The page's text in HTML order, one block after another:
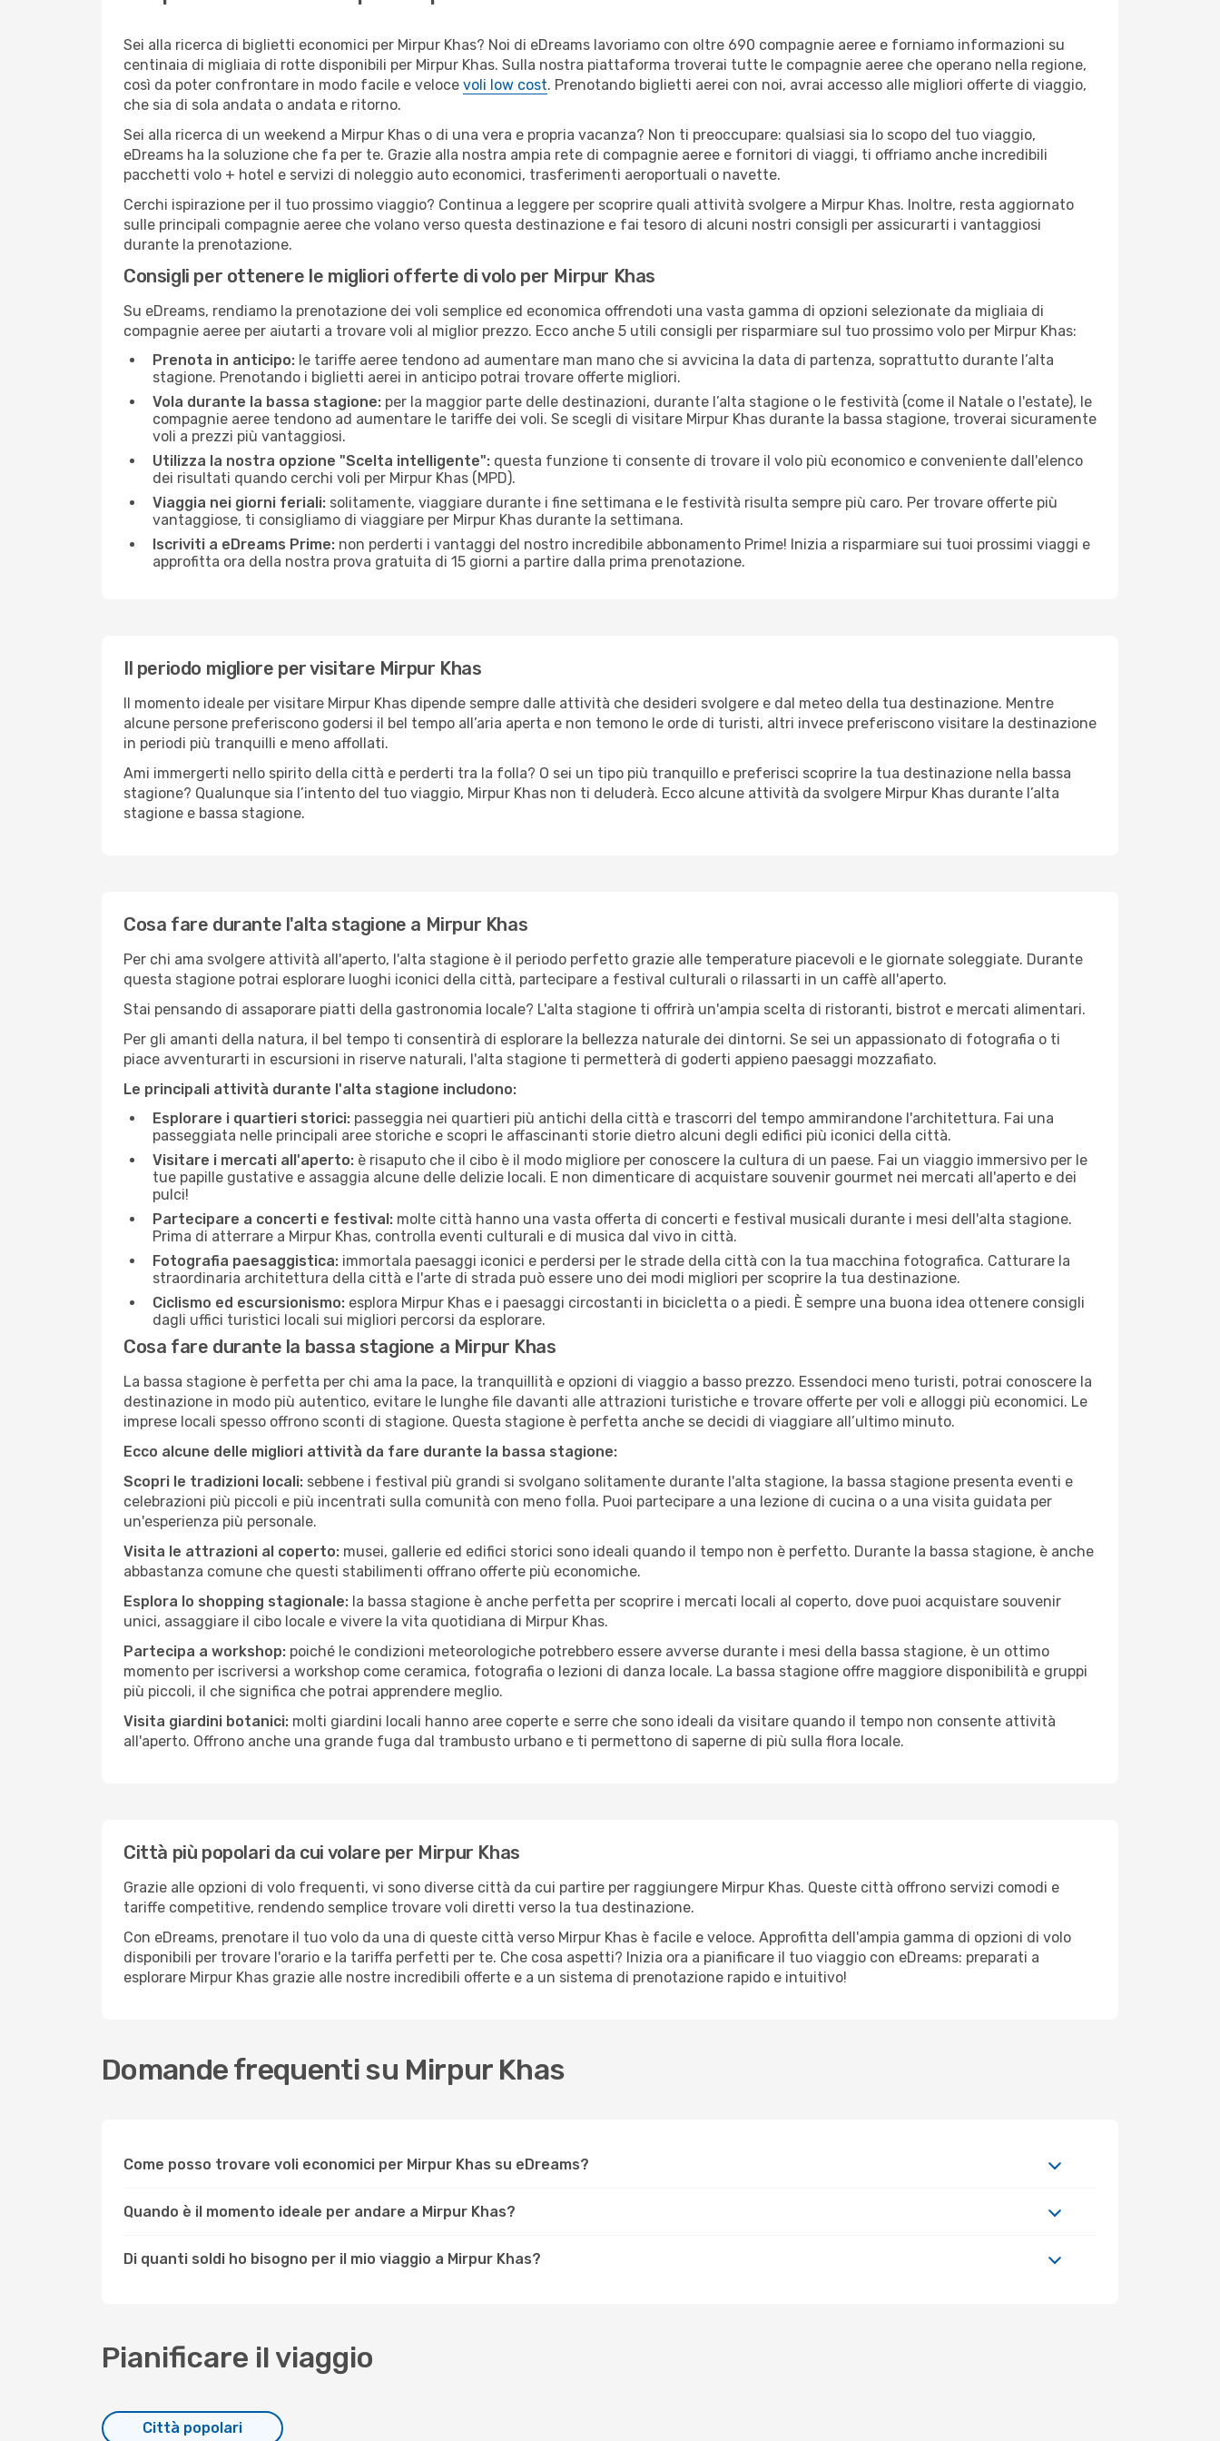
Sei alla ricerca di biglietti economici per Mirpur Khas? Noi di eDreams lavoriamo con oltre 690 compagnie aeree e forniamo informazioni su
centinaia di migliaia di rotte disponibili per Mirpur Khas. Sulla nostra piattaforma troverai tutte le compagnie aeree che operano nella regione,
così da poter confrontare in modo facile e veloce voli low cost. Prenotando biglietti aerei con noi, avrai accesso alle migliori offerte di viaggio,
che sia di sola andata o andata e ritorno.
Sei alla ricerca di un weekend a Mirpur Khas o di una vera e propria vacanza? Non ti preoccupare: qualsiasi sia lo scopo del tuo viaggio,
eDreams ha la soluzione che fa per te. Grazie alla nostra ampia rete di compagnie aeree e fornitori di viaggi, ti offriamo anche incredibili
pacchetti volo + hotel e servizi di noleggio auto economici, trasferimenti aeroportuali o navette.
Cerchi ispirazione per il tuo prossimo viaggio? Continua a leggere per scoprire quali attività svolgere a Mirpur Khas. Inoltre, resta aggiornato
sulle principali compagnie aeree che volano verso questa destinazione e fai tesoro di alcuni nostri consigli per assicurarti i vantaggiosi
durante la prenotazione.
Consigli per ottenere le migliori offerte di volo per Mirpur Khas
Su eDreams, rendiamo la prenotazione dei voli semplice ed economica offrendoti una vasta gamma di opzioni selezionate da migliaia di
compagnie aeree per aiutarti a trovare voli al miglior prezzo. Ecco anche 5 utili consigli per risparmiare sul tuo prossimo volo per Mirpur Khas:
Prenota in anticipo: le tariffe aeree tendono ad aumentare man mano che si avvicina la data di partenza, soprattutto durante l’alta
stagione. Prenotando i biglietti aerei in anticipo potrai trovare offerte migliori.
Vola durante la bassa stagione: per la maggior parte delle destinazioni, durante l’alta stagione o le festività (come il Natale o l'estate), le
compagnie aeree tendono ad aumentare le tariffe dei voli. Se scegli di visitare Mirpur Khas durante la bassa stagione, troverai sicuramente
voli a prezzi più vantaggiosi.
Utilizza la nostra opzione "Scelta intelligente": questa funzione ti consente di trovare il volo più economico e conveniente dall'elenco
dei risultati quando cerchi voli per Mirpur Khas (MPD).
Viaggia nei giorni feriali: solitamente, viaggiare durante i fine settimana e le festività risulta sempre più caro. Per trovare offerte più
vantaggiose, ti consigliamo di viaggiare per Mirpur Khas durante la settimana.
Iscriviti a eDreams Prime: non perderti i vantaggi del nostro incredibile abbonamento Prime! Inizia a risparmiare sui tuoi prossimi viaggi e
approfitta ora della nostra prova gratuita di 15 giorni a partire dalla prima prenotazione.
Il periodo migliore per visitare Mirpur Khas
Il momento ideale per visitare Mirpur Khas dipende sempre dalle attività che desideri svolgere e dal meteo della tua destinazione. Mentre
alcune persone preferiscono godersi il bel tempo all’aria aperta e non temono le orde di turisti, altri invece preferiscono visitare la destinazione
in periodi più tranquilli e meno affollati.
Ami immergerti nello spirito della città e perderti tra la folla? O sei un tipo più tranquillo e preferisci scoprire la tua destinazione nella bassa
stagione? Qualunque sia l’intento del tuo viaggio, Mirpur Khas non ti deluderà. Ecco alcune attività da svolgere Mirpur Khas durante l’alta
stagione e bassa stagione.
Cosa fare durante l'alta stagione a Mirpur Khas
Per chi ama svolgere attività all'aperto, l'alta stagione è il periodo perfetto grazie alle temperature piacevoli e le giornate soleggiate. Durante
questa stagione potrai esplorare luoghi iconici della città, partecipare a festival culturali o rilassarti in un caffè all'aperto.
Stai pensando di assaporare piatti della gastronomia locale? L'alta stagione ti offrirà un'ampia scelta di ristoranti, bistrot e mercati alimentari.
Per gli amanti della natura, il bel tempo ti consentirà di esplorare la bellezza naturale dei dintorni. Se sei un appassionato di fotografia o ti
piace avventurarti in escursioni in riserve naturali, l'alta stagione ti permetterà di goderti appieno paesaggi mozzafiato.
Le principali attività durante l'alta stagione includono:
Esplorare i quartieri storici: passeggia nei quartieri più antichi della città e trascorri del tempo ammirandone l'architettura. Fai una
passeggiata nelle principali aree storiche e scopri le affascinanti storie dietro alcuni degli edifici più iconici della città.
Visitare i mercati all'aperto: è risaputo che il cibo è il modo migliore per conoscere la cultura di un paese. Fai un viaggio immersivo per le
tue papille gustative e assaggia alcune delle delizie locali. E non dimenticare di acquistare souvenir gourmet nei mercati all'aperto e dei
pulci!
Partecipare a concerti e festival: molte città hanno una vasta offerta di concerti e festival musicali durante i mesi dell'alta stagione.
Prima di atterrare a Mirpur Khas, controlla eventi culturali e di musica dal vivo in città.
Fotografia paesaggistica: immortala paesaggi iconici e perdersi per le strade della città con la tua macchina fotografica. Catturare la
straordinaria architettura della città e l'arte di strada può essere uno dei modi migliori per scoprire la tua destinazione.
Ciclismo ed escursionismo: esplora Mirpur Khas e i paesaggi circostanti in bicicletta o a piedi. È sempre una buona idea ottenere consigli
dagli uffici turistici locali sui migliori percorsi da esplorare.
Cosa fare durante la bassa stagione a Mirpur Khas
La bassa stagione è perfetta per chi ama la pace, la tranquillità e opzioni di viaggio a basso prezzo. Essendoci meno turisti, potrai conoscere la
destinazione in modo più autentico, evitare le lunghe file davanti alle attrazioni turistiche e trovare offerte per voli e alloggi più economici. Le
imprese locali spesso offrono sconti di stagione. Questa stagione è perfetta anche se decidi di viaggiare all’ultimo minuto.
Ecco alcune delle migliori attività da fare durante la bassa stagione:
Scopri le tradizioni locali: sebbene i festival più grandi si svolgano solitamente durante l'alta stagione, la bassa stagione presenta eventi e
celebrazioni più piccoli e più incentrati sulla comunità con meno folla. Puoi partecipare a una lezione di cucina o a una visita guidata per
un'esperienza più personale.
Visita le attrazioni al coperto: musei, gallerie ed edifici storici sono ideali quando il tempo non è perfetto. Durante la bassa stagione, è anche
abbastanza comune che questi stabilimenti offrano offerte più economiche.
Esplora lo shopping stagionale: la bassa stagione è anche perfetta per scoprire i mercati locali al coperto, dove puoi acquistare souvenir
unici, assaggiare il cibo locale e vivere la vita quotidiana di Mirpur Khas.
Partecipa a workshop: poiché le condizioni meteorologiche potrebbero essere avverse durante i mesi della bassa stagione, è un ottimo
momento per iscriversi a workshop come ceramica, fotografia o lezioni di danza locale. La bassa stagione offre maggiore disponibilità e gruppi
più piccoli, il che significa che potrai apprendere meglio.
Visita giardini botanici: molti giardini locali hanno aree coperte e serre che sono ideali da visitare quando il tempo non consente attività
all'aperto. Offrono anche una grande fuga dal trambusto urbano e ti permettono di saperne di più sulla flora locale.
Città più popolari da cui volare per Mirpur Khas
Grazie alle opzioni di volo frequenti, vi sono diverse città da cui partire per raggiungere Mirpur Khas. Queste città offrono servizi comodi e
tariffe competitive, rendendo semplice trovare voli diretti verso la tua destinazione.
Con eDreams, prenotare il tuo volo da una di queste città verso Mirpur Khas è facile e veloce. Approfitta dell'ampia gamma di opzioni di volo
disponibili per trovare l'orario e la tariffa perfetti per te. Che cosa aspetti? Inizia ora a pianificare il tuo viaggio con eDreams: preparati a
esplorare Mirpur Khas grazie alle nostre incredibili offerte e a un sistema di prenotazione rapido e intuitivo!
Domande frequenti su Mirpur Khas
Come posso trovare voli economici per Mirpur Khas su eDreams?
Quando è il momento ideale per andare a Mirpur Khas?
Di quanti soldi ho bisogno per il mio viaggio a Mirpur Khas?
Pianificare il viaggio
Città popolari